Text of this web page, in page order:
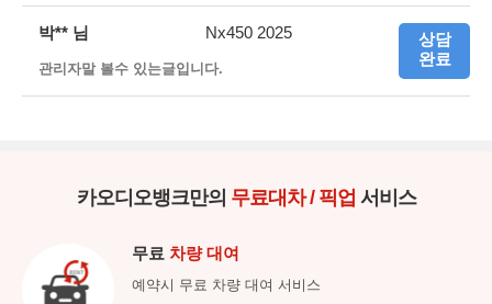
박** 님 Nx450 2025
관리자말 볼수 있는글입니다.
상담
완료
카오디오뱅크만의 무료대차 / 픽업 서비스
무료 차량 대여
예약시 무료 차량 대여 서비스